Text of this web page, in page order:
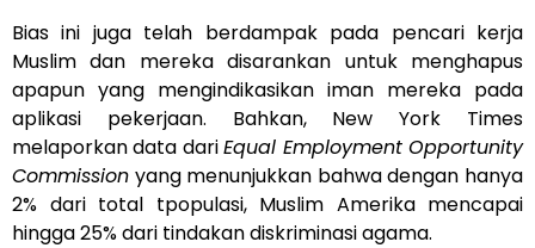
Bias ini juga telah berdampak pada pencari kerja
Muslim dan mereka disarankan untuk menghapus
apapun yang mengindikasikan iman mereka pada
aplikasi pekerjaan. Bahkan, New York Times
melaporkan data dariEqual Employment Opportunity
Commission yang menunjukkan bahwa dengan hanya
2% dari total tpopulasi, Muslim Amerika mencapai
hingga 25% dari tindakan diskriminasi agama.